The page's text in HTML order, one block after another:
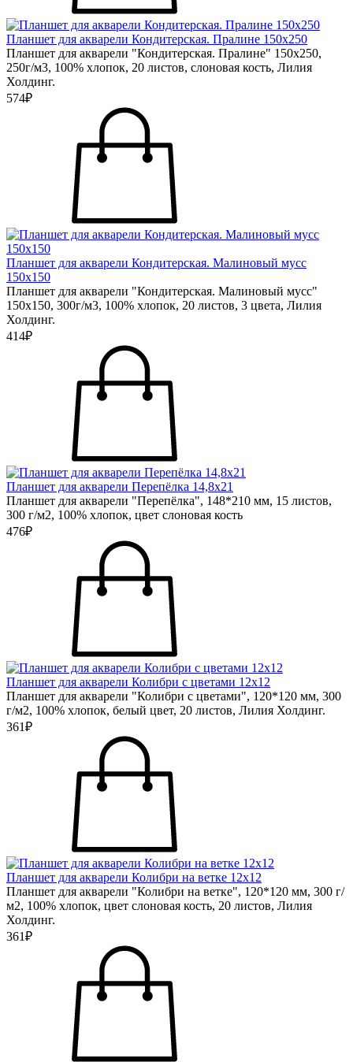
Планшет для акварели Кондитерская. Пралине 150х250
Планшет для акварели "Кондитерская. Пралине" 150х250,
250г/м3, 100% хлопок, 20 листов, слоновая кость, Лилия
Холдинг.
574₽
Планшет для акварели Кондитерская. Малиновый мусс
150х150
Планшет для акварели "Кондитерская. Малиновый мусс"
150х150, 300г/м3, 100% хлопок, 20 листов, 3 цвета, Лилия
Холдинг.
414₽
Планшет для акварели Перепёлка 14,8х21
Планшет для акварели "Перепёлка", 148*210 мм, 15 листов,
300 г/м2, 100% хлопок, цвет слоновая кость
476₽
Планшет для акварели Колибри с цветами 12х12
Планшет для акварели "Колибри с цветами", 120*120 мм, 300
г/м2, 100% хлопок, белый цвет, 20 листов, Лилия Холдинг.
361₽
Планшет для акварели Колибри на ветке 12х12
Планшет для акварели "Колибри на ветке", 120*120 мм, 300 г/
м2, 100% хлопок, цвет слоновая кость, 20 листов, Лилия
Холдинг.
361₽